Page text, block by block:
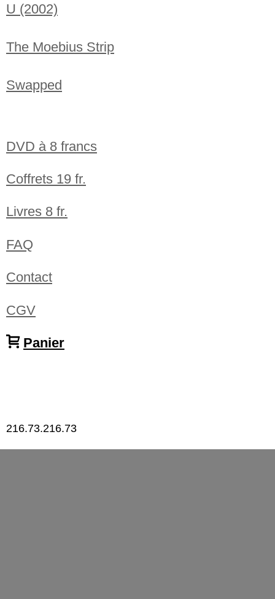
U (2002)
The Moebius Strip
Swapped
DVD à 8 francs
Coffrets 19 fr.
Livres 8 fr.
FAQ
Contact
CGV
Panier
216.73.216.73